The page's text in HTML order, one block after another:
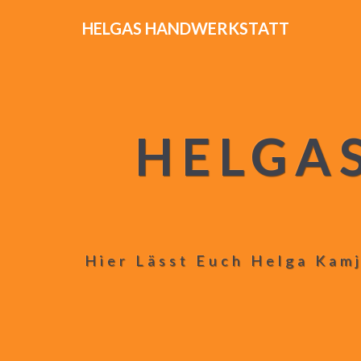
HELGAS HANDWERKSTATT
Hier Lässt Euch Helga